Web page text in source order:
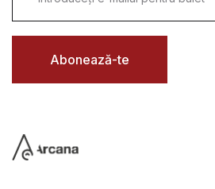
i
l
Abonează-te